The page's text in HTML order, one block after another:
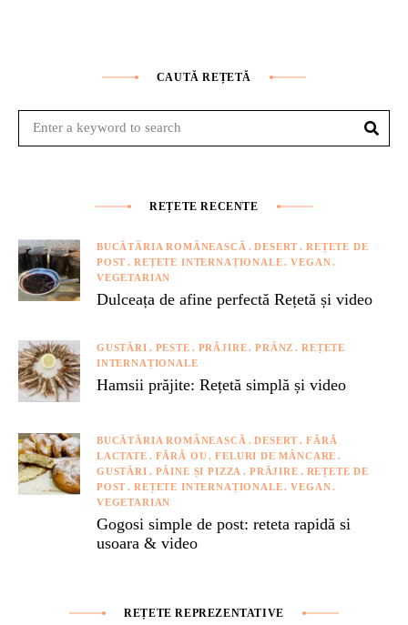
CAUTĂ REȚETĂ
REȚETE RECENTE
BUCĂTĂRIA ROMÂNEASCĂ DESERT
REȚETE DE
POST
REȚETE INTERNAȚIONALE
VEGAN
VEGETARIAN
Dulceața de afine perfectă Rețetă și video
GUSTĂRI PESTE PRĂJIRE PRÂNZ
REȚETE
INTERNAȚIONALE
Hamsii prăjite: Rețetă simplă și video
BUCĂTĂRIA ROMÂNEASCĂ DESERT
FĂRĂ
LACTATE
FĂRĂ OU
FELURI DE MÂNCARE
GUSTĂRI
PÂINE ȘI PIZZA PRĂJIRE
REȚETE DE
POST
REȚETE INTERNAȚIONALE
VEGAN
VEGETARIAN
Gogosi simple de post: reteta rapidă si
usoara & video
REȚETE REPREZENTATIVE